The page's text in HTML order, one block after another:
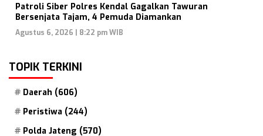
Patroli Siber Polres Kendal Gagalkan Tawuran
Bersenjata Tajam, 4 Pemuda Diamankan
Agustus 6, 2026 | 8:22 pm WIB
TOPIK TERKINI
Daerah (606)
Peristiwa (244)
Polda Jateng (570)